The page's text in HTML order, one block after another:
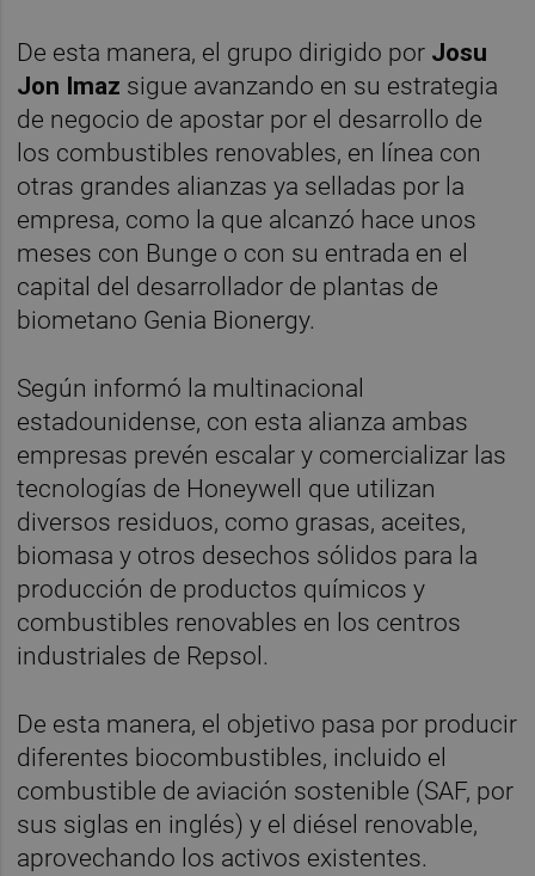
De esta manera, el grupo dirigido por Josu
Jon Imaz sigue avanzando en su estrategia
de negocio de apostar por el desarrollo de
los combustibles renovables, en línea con
otras grandes alianzas ya selladas por la
empresa, como la que alcanzó hace unos
meses con Bunge o con su entrada en el
capital del desarrollador de plantas de
biometano Genia Bionergy.
Según informó la multinacional
estadounidense, con esta alianza ambas
empresas prevén escalar y comercializar las
tecnologías de Honeywell que utilizan
diversos residuos, como grasas, aceites,
biomasa y otros desechos sólidos para la
producción de productos químicos y
combustibles renovables en los centros
industriales de Repsol.
De esta manera, el objetivo pasa por producir
diferentes biocombustibles, incluido el
combustible de aviación sostenible (SAF, por
sus siglas en inglés) y el diésel renovable,
aprovechando los activos existentes.